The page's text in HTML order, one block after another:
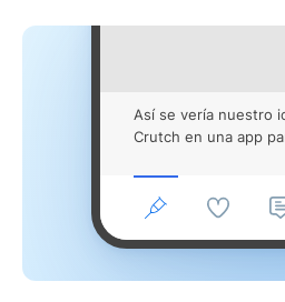
Así se vería nuestro
Crutch en una app